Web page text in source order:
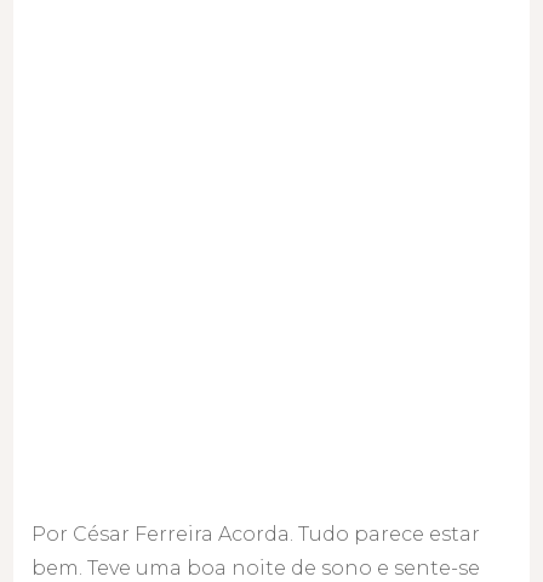
Por César Ferreira Acorda. Tudo parece estar
bem. Teve uma boa noite de sono e sente-se